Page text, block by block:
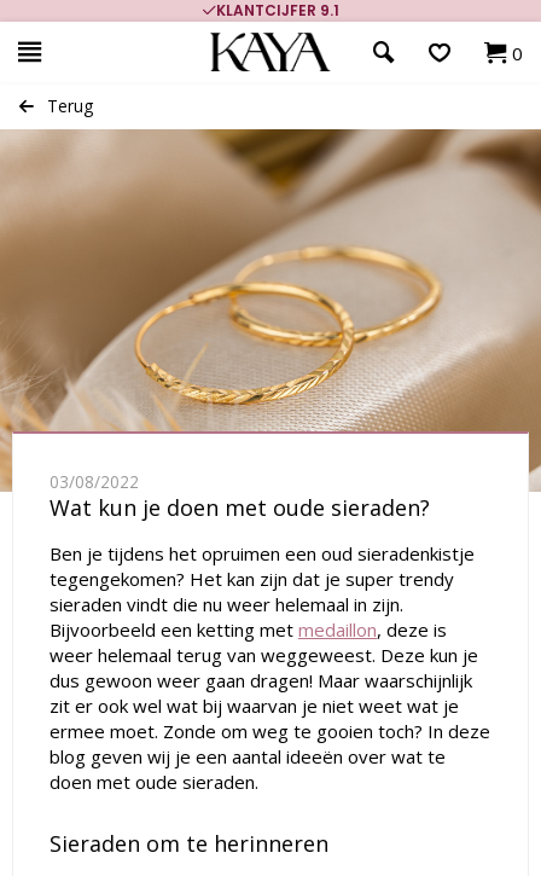
KLANTCIJFER 9.1
0
Terug
03/08/2022
Wat kun je doen met oude sieraden?
Ben je tijdens het opruimen een oud sieradenkistje
tegengekomen? Het kan zijn dat je super trendy
sieraden vindt die nu weer helemaal in zijn.
Bijvoorbeeld een ketting met medaillon, deze is
weer helemaal terug van weggeweest. Deze kun je
dus gewoon weer gaan dragen! Maar waarschijnlijk
zit er ook wel wat bij waarvan je niet weet wat je
ermee moet. Zonde om weg te gooien toch? In deze
blog geven wij je een aantal ideeën over wat te
doen met oude sieraden.
Sieraden om te herinneren